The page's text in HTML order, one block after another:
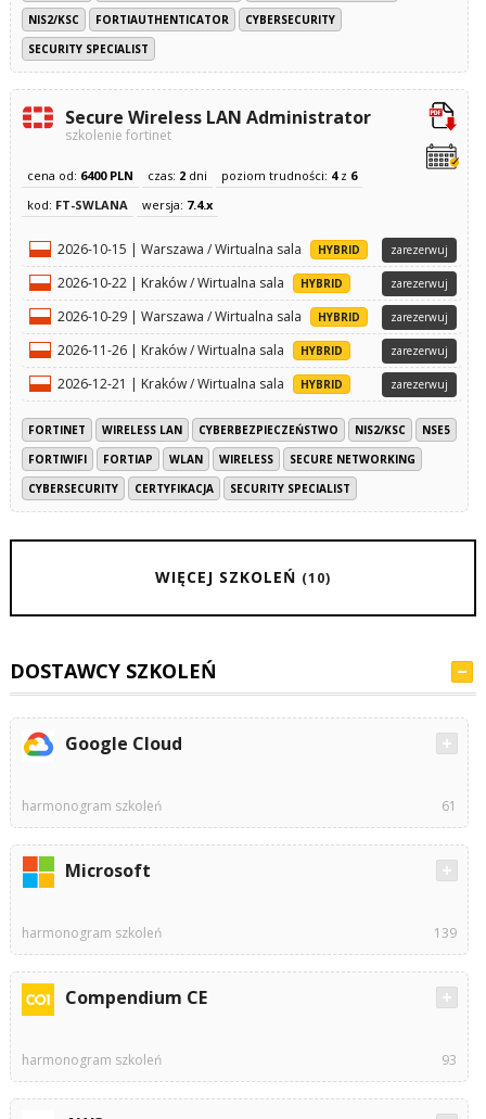
NIS2/KSC
FORTIAUTHENTICATOR
CYBERSECURITY
SECURITY SPECIALIST
Secure Wireless LAN Administrator
szkolenie fortinet
cena od: 6400 PLN czas: 2dni poziom trudności: 4z 6
kod: FT-SWLANA wersja: 7.4.x
2026-10-15 | Warszawa / Wirtualna sala HYBRID zarezerwuj
2026-10-22 | Kraków / Wirtualna sala HYBRID zarezerwuj
2026-10-29 | Warszawa / Wirtualna sala HYBRID zarezerwuj
2026-11-26 | Kraków / Wirtualna sala HYBRID zarezerwuj
2026-12-21 | Kraków / Wirtualna sala HYBRID zarezerwuj
FORTINET WIRELESS LAN CYBERBEZPIECZEŃSTWO NIS2/KSC
NSE5
FORTIWIFI
FORTIAP WLAN WIRELESS
SECURE NETWORKING
CYBERSECURITY
CERTYFIKACJA SECURITY SPECIALIST
WIĘCEJ SZKOLEŃ (10)
DOSTAWCY SZKOLEŃ
Google Cloud
harmonogram szkoleń 61
Microsoft
harmonogram szkoleń 139
Compendium CE
harmonogram szkoleń 93